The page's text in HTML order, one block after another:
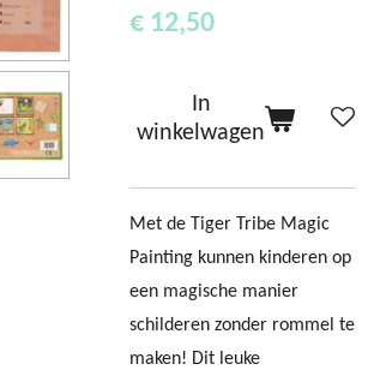
€ 12,50
In
winkelwagen
Met de Tiger Tribe Magic
Painting kunnen kinderen op
een magische manier
schilderen zonder rommel te
maken! Dit leuke